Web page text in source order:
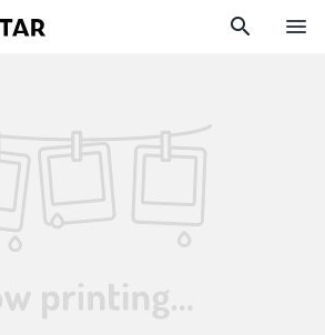
search menu